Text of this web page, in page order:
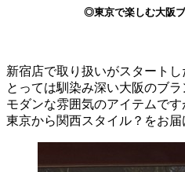
◎東京で楽しむ大阪
新宿店で取り扱いがスタート
とっては馴染み深い大阪のブラ
モダンな雰囲気のアイテムです
東京から関西スタイル？をお届